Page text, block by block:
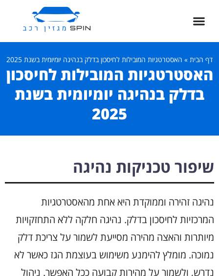
דף הבית » האסטרטגיות המובילות לחיסכון בדלק בנהיגה יומיומית בשנת 2025
האסטרטגיות המובילות לחיסכון
בדלק בנהיגה יומיומית בשנת
2025
שיפור טכניקות נהיגה
נהיגה זהירה וממוקדת היא אחת מהאסטרטגיות
המרכזיות לחיסכון בדלק. נהיגה חלקה ללא התחזקויות
מיותרות והאצה מהירה מסייעת לשמור על צריכת דלק
נמוכה. מומלץ להימנע משימוש בעוצמת הגז כאשר לא
נדרש, ולשמור על מהירות קבועה ככל האפשר. ניהול